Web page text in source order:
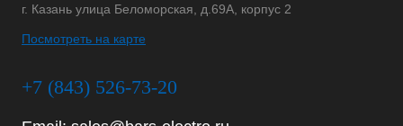
г. Казань улица Беломорская, д.69А, корпус 2
Посмотреть на карте
+7 (843) 526-73-20